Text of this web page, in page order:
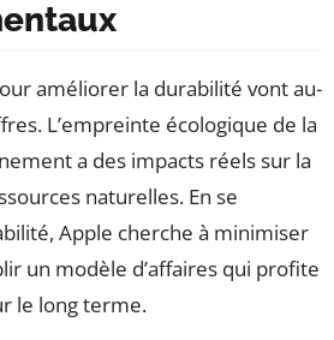
améliorer la durabilité vont au-
L’empreinte écologique de la
a des impacts réels sur la
naturelles. En se
Apple cherche à minimiser
un modèle d’affaires qui profite
le long terme.